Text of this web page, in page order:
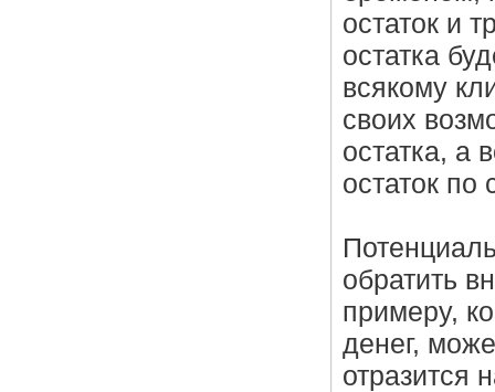
остаток и
остатка
всякому
своих
остатка, а
остаток по
обратить
примеру,
денег,
отразится